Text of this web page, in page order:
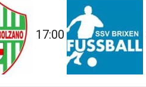
17:00